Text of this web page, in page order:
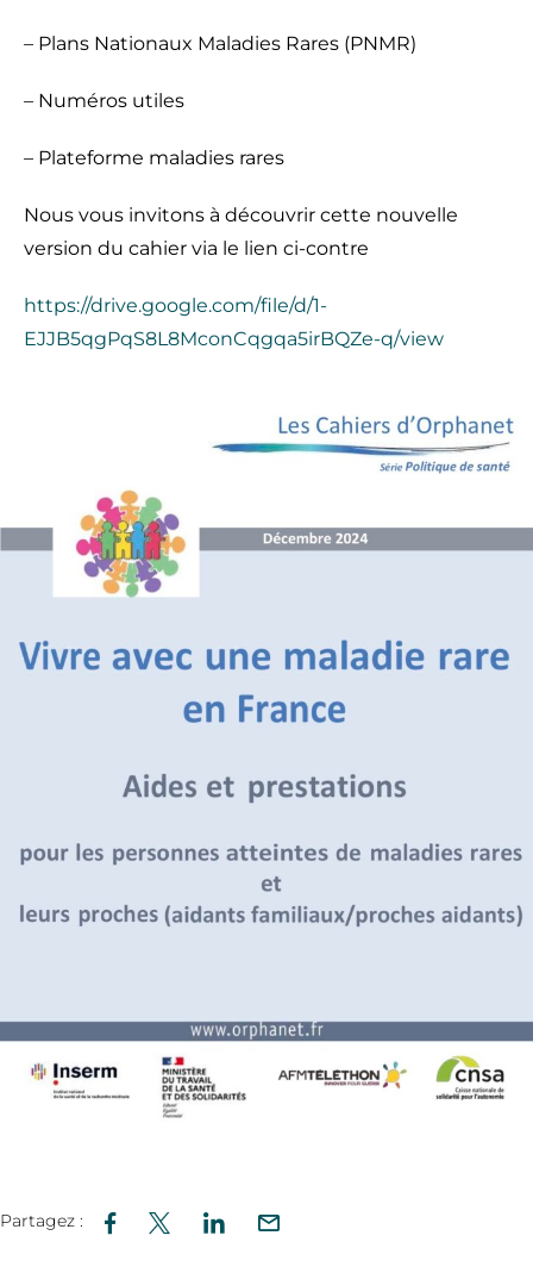
– Plans Nationaux Maladies Rares (PNMR)
– Numéros utiles
– Plateforme maladies rares
Nous vous invitons à découvrir cette nouvelle
version du cahier via le lien ci-contre
https://drive.google.com/file/d/1-
EJJB5qgPqS8L8MconCqgqa5irBQZe-q/view
Partagez :